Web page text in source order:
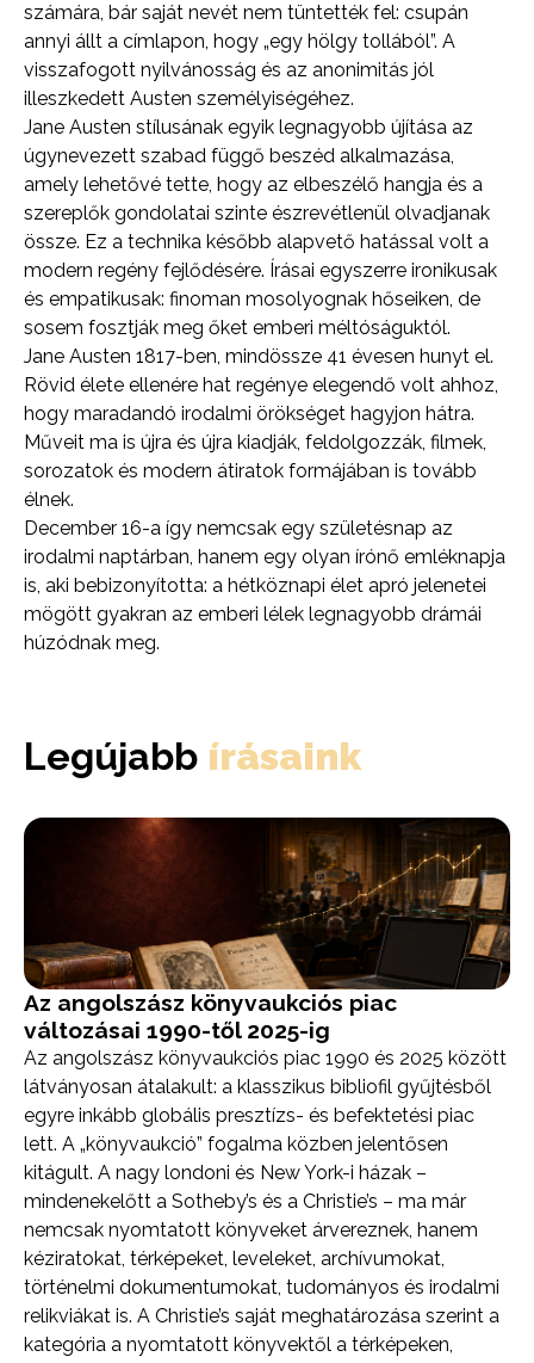
számára, bár saját nevét nem tüntették fel: csupán
annyi állt a címlapon, hogy „egy hölgy tollából”. A
visszafogott nyilvánosság és az anonimitás jól
illeszkedett Austen személyiségéhez.
Jane Austen stílusának egyik legnagyobb újítása az
úgynevezett szabad függő beszéd alkalmazása,
amely lehetővé tette, hogy az elbeszélő hangja és a
szereplők gondolatai szinte észrevétlenül olvadjanak
össze. Ez a technika később alapvető hatással volt a
modern regény fejlődésére. Írásai egyszerre ironikusak
és empatikusak: finoman mosolyognak hőseiken, de
sosem fosztják meg őket emberi méltóságuktól.
Jane Austen 1817-ben, mindössze 41 évesen hunyt el.
Rövid élete ellenére hat regénye elegendő volt ahhoz,
hogy maradandó irodalmi örökséget hagyjon hátra.
Műveit ma is újra és újra kiadják, feldolgozzák, filmek,
sorozatok és modern átiratok formájában is tovább
élnek.
December 16-a így nemcsak egy születésnap az
irodalmi naptárban, hanem egy olyan írónő emléknapja
is, aki bebizonyította: a hétköznapi élet apró jelenetei
mögött gyakran az emberi lélek legnagyobb drámái
húzódnak meg.
Legújabb írásaink
Az angolszász könyvaukciós piac
változásai 1990-től 2025-ig
Az angolszász könyvaukciós piac 1990 és 2025 között
látványosan átalakult: a klasszikus bibliofil gyűjtésből
egyre inkább globális presztízs- és befektetési piac
lett. A „könyvaukció” fogalma közben jelentősen
kitágult. A nagy londoni és New York-i házak –
mindenekelőtt a Sotheby’s és a Christie’s – ma már
nemcsak nyomtatott könyveket árvereznek, hanem
kéziratokat, térképeket, leveleket, archívumokat,
történelmi dokumentumokat, tudományos és irodalmi
relikviákat is. A Christie’s saját meghatározása szerint a
kategória a nyomtatott könyvektől a térképeken,